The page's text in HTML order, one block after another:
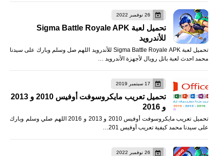
26 نوفمبر 2022
تحميل لعبة Sigma Battle Royale APK
للأندرويد
تحميل لعبة Sigma Battle Royale APK للأندرويد اللهم صل وسلم وبارك على سيدنا
محمد احدث لعبة باتل رويال لأجهزة الأندرويد …
17 سبتمبر 2019
تحميل تعريب مايكروسوفت أوفيس 2010 و 2013
و 2016
تحميل تعريب مايكروسوفت أوفيس 2010 و 2013 و 2016 اللهم صلي وسلم وبارك
على سيدنا محمد كيفية تعريب أوفيس 201…
26 نوفمبر 2022